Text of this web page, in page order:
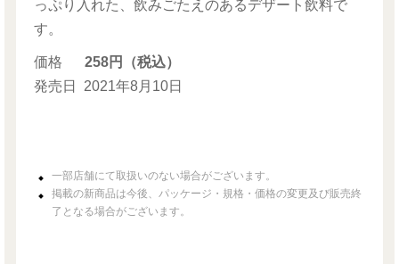
っぷり入れた、飲みごたえのあるデザート飲料で
す。
価格
258円（税込）
発売日
2021年8月10日
一部店舗にて取扱いのない場合がございます。
掲載の新商品は今後、パッケージ・規格・価格の変更及び販売終
了となる場合がございます。